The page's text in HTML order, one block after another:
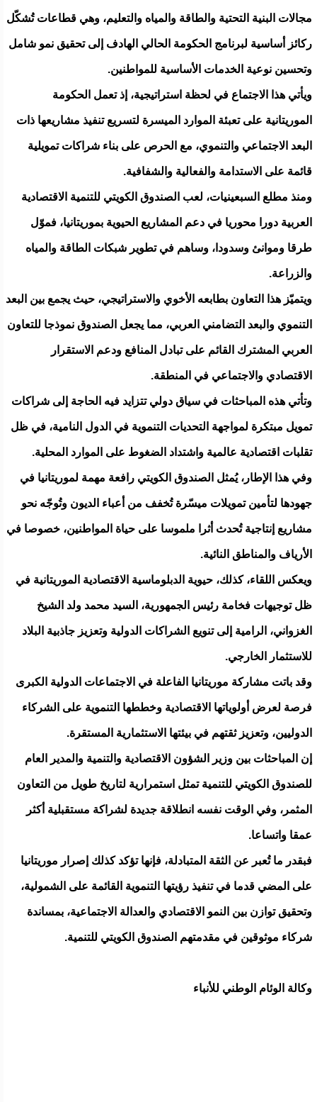
مجالات البنية التحتية والطاقة والمياه والتعليم، وهي قطاعات تُشكّل
ركائز أساسية لبرنامج الحكومة الحالي الهادف إلى تحقيق نمو شامل
وتحسين نوعية الخدمات الأساسية للمواطنين.
ويأتي هذا الاجتماع في لحظة استراتيجية، إذ تعمل الحكومة
الموريتانية على تعبئة الموارد الميسرة لتسريع تنفيذ مشاريعها ذات
البعد الاجتماعي والتنموي، مع الحرص على بناء شراكات تمويلية
قائمة على الاستدامة والفعالية والشفافية.
ومنذ مطلع السبعينيات، لعب الصندوق الكويتي للتنمية الاقتصادية
العربية دورا محوريا في دعم المشاريع الحيوية بموريتانيا، فموّل
طرقا وموانئ وسدودا، وساهم في تطوير شبكات الطاقة والمياه
والزراعة.
ويتميّز هذا التعاون بطابعه الأخوي والاستراتيجي، حيث يجمع بين البعد
التنموي والبعد التضامني العربي، مما يجعل الصندوق نموذجا للتعاون
العربي المشترك القائم على تبادل المنافع ودعم الاستقرار
الاقتصادي والاجتماعي في المنطقة.
وتأتي هذه المباحثات في سياق دولي تتزايد فيه الحاجة إلى شراكات
تمويل مبتكرة لمواجهة التحديات التنموية في الدول النامية، في ظل
تقلبات اقتصادية عالمية واشتداد الضغوط على الموارد المحلية.
وفي هذا الإطار، يُمثل الصندوق الكويتي رافعة مهمة لموريتانيا في
جهودها لتأمين تمويلات ميسّرة تُخفف من أعباء الديون وتُوجّه نحو
مشاريع إنتاجية تُحدث أثرا ملموسا على حياة المواطنين، خصوصا في
الأرياف والمناطق النائية.
ويعكس اللقاء، كذلك، حيوية الدبلوماسية الاقتصادية الموريتانية في
ظل توجيهات فخامة رئيس الجمهورية، السيد محمد ولد الشيخ
الغزواني، الرامية إلى تنويع الشراكات الدولية وتعزيز جاذبية البلاد
للاستثمار الخارجي.
وقد باتت مشاركة موريتانيا الفاعلة في الاجتماعات الدولية الكبرى
فرصة لعرض أولوياتها الاقتصادية وخططها التنموية على الشركاء
الدوليين، وتعزيز ثقتهم في بيئتها الاستثمارية المستقرة.
إن المباحثات بين وزير الشؤون الاقتصادية والتنمية والمدير العام
للصندوق الكويتي للتنمية تمثل استمرارية لتاريخ طويل من التعاون
المثمر، وفي الوقت نفسه انطلاقة جديدة لشراكة مستقبلية أكثر
عمقا واتساعا.
فبقدر ما تُعبر عن الثقة المتبادلة، فإنها تؤكد كذلك إصرار موريتانيا
على المضي قدما في تنفيذ رؤيتها التنموية القائمة على الشمولية،
وتحقيق توازن بين النمو الاقتصادي والعدالة الاجتماعية، بمساندة
شركاء موثوقين في مقدمتهم الصندوق الكويتي للتنمية.
وكالة الوئام الوطني للأنباء